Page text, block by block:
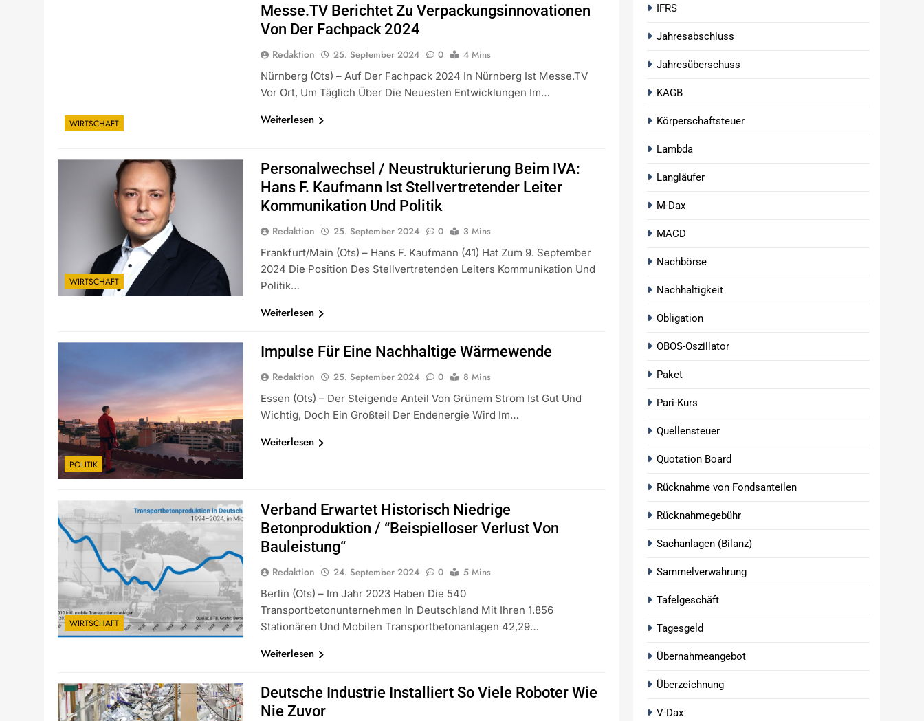
WIRTSCHAFT
Messe.TV Berichtet Zu Verpackungsinnovationen
Von Der Fachpack 2024
Redaktion 25. September 2024 0
4 Mins
Nürnberg (ots) – Auf Der Fachpack 2024 In Nürnberg Ist Messe.TV
Vor Ort, Um Täglich Über Die Neuesten Entwicklungen Im…
Weiterlesen
WIRTSCHAFT
Personalwechsel / Neustrukturierung Beim IVA:
Hans F. Kaufmann Ist Stellvertretender Leiter
Kommunikation Und Politik
Redaktion 25. September 2024 0
3 Mins
Frankfurt/Main (ots) – Hans F. Kaufmann (41) Hat Zum 9. September
2024 Die Position Des Stellvertretenden Leiters Kommunikation Und
Politik…
Weiterlesen
POLITIK
Impulse Für Eine Nachhaltige Wärmewende
Redaktion 25. September 2024 0
8 Mins
Essen (ots) – Der Steigende Anteil Von Grünem Strom Ist Gut Und
Wichtig, Doch Ein Großteil Der Endenergie Wird Im…
Weiterlesen
WIRTSCHAFT
Verband Erwartet Historisch Niedrige
Betonproduktion / “Beispielloser Verlust Von
Bauleistung“
Redaktion 24. September 2024 0
5 Mins
Berlin (ots) – Im Jahr 2023 Haben Die 540
Transportbetonunternehmen In Deutschland Mit Ihren 1.856
Stationären Und Mobilen Transportbetonanlagen 42,29…
Weiterlesen
Deutsche Industrie Installiert So Viele Roboter Wie
Nie Zuvor
IFRS
Jahresabschluss
Jahresüberschuss
KAGB
Körperschaftsteuer
Lambda
Langläufer
M-Dax
MACD
Nachbörse
Nachhaltigkeit
Obligation
OBOS-Oszillator
Paket
Pari-Kurs
Quellensteuer
Quotation Board
Rücknahme von Fondsanteilen
Rücknahmegebühr
Sachanlagen (Bilanz)
Sammelverwahrung
Tafelgeschäft
Tagesgeld
Übernahmeangebot
Überzeichnung
V-Dax